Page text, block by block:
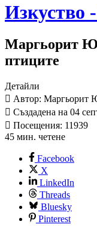
Изкуство
Маргьорит
птиците
Детайли
Автор: Маргьорит
Създадена на 04
Посещения: 11939
45 мин. четене
Facebook
X
LinkedIn
Threads
Bluesky
Pinterest